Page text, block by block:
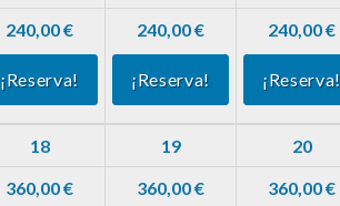
240,00 €
¡Reserva!
240,00 €
¡Reserva!
240,00 €
¡Reserva!
18 19 20
360,00 € 360,00 € 360,00 €